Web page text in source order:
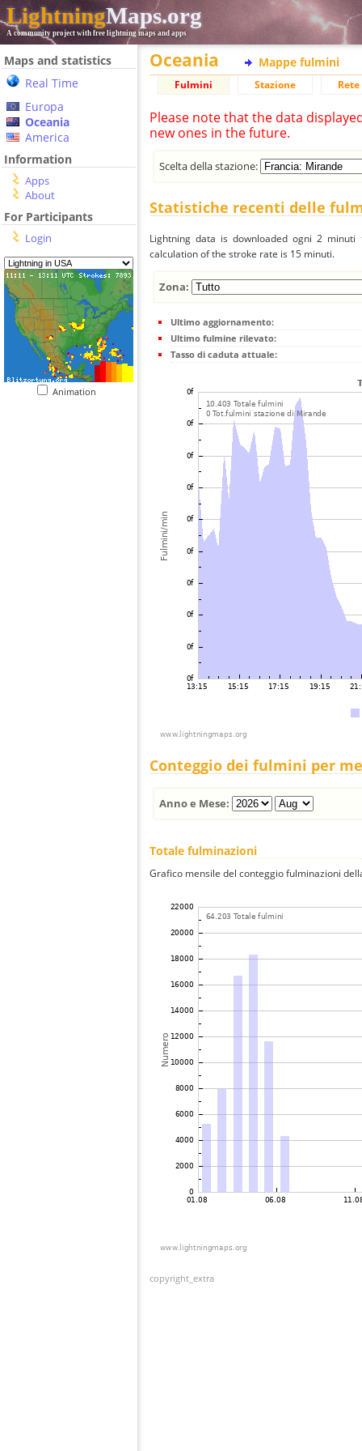
LightningMaps.org
A community project with free lightning maps and apps
Maps and statistics
Real Time
Europa
Oceania
America
Information
Apps
About
For Participants
Login
Animation
Oceania Mappe fulmini
Fulmini Stazione
Please note that the data
new ones in the future.
Scelta della stazione:
Statistiche recenti delle
Lightning data is downloaded ogni 2
calculation of the stroke rate is 15 minuti.
Zona:
Ultimo aggiornamento:
Ultimo fulmine rilevato:
Tasso di caduta attuale:
Conteggio dei fulmini per
Anno e Mese:
Totale fulminazioni
Grafico mensile del conteggio fulminazioni
copyright_extra